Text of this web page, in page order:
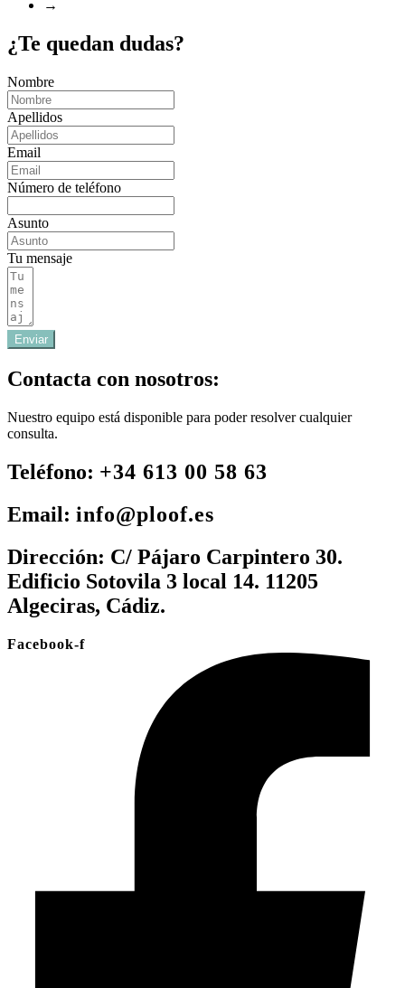
→
¿Te quedan dudas?
Nombre
Apellidos
Email
Número de teléfono
Asunto
Tu mensaje
Enviar
Contacta con nosotros:
Nuestro equipo está disponible para poder resolver cualquier
consulta.
Teléfono: +34 613 00 58 63
Email: info@ploof.es
Dirección: C/ Pájaro Carpintero 30.
Edificio Sotovila 3 local 14. 11205
Algeciras, Cádiz.
Facebook-f